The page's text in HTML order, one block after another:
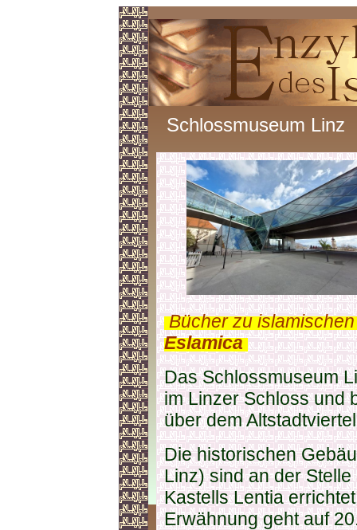
Schlossmuseum Linz
.Bücher zu
Eslamica.
Das Schlossmuseum
im Linzer Schloss und
über dem
Die historischen
Linz) sind an der
Kastells Lentia
Erwähnung geht auf